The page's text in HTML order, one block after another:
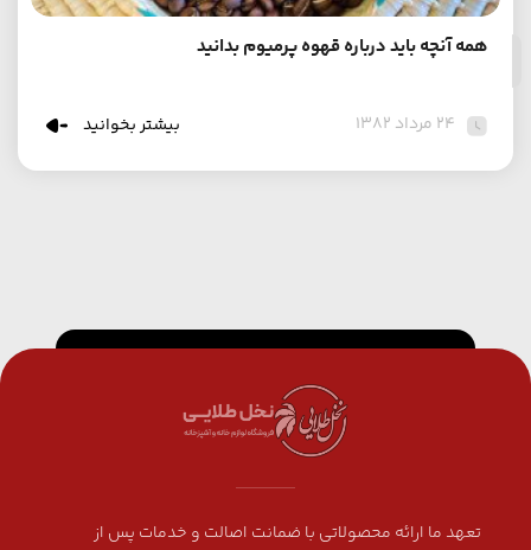
همه آنچه باید درباره قهوه پرمیوم بدانید
۲۴ مرداد ۱۳۸۲ بیشتر بخوانید
تعهد ما ارائه محصولاتی با ضمانت اصالت و خدمات پس از